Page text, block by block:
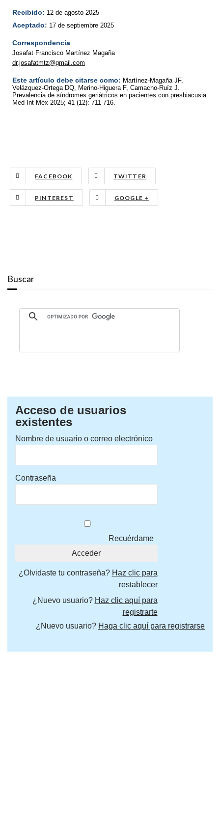
Recibido: 12 de agosto 2025
Aceptado: 17 de septiembre 2025
Correspondencia
Josafat Francisco Martínez Magaña
dr.josafatmtz@gmail.com
Este artículo debe citarse como: Martínez-Magaña JF,
Velázquez-Ortega DQ, Merino-Higuera F, Camacho-Ruíz J.
Prevalencia de síndromes geriátricos en pacientes con presbiacusia.
Med Int Méx 2025; 41 (12): 711-716.
FACEBOOK TWITTER
PINTEREST GOOGLE +
Buscar
Acceso de usuarios
existentes
Nombre de usuario o correo electrónico
Contraseña
Recuérdame
¿Olvidaste tu contraseña? Haz clic para
restablecer
¿Nuevo usuario? Haz clic aquí para
registrarte
¿Nuevo usuario? Haga clic aquí para registrarse